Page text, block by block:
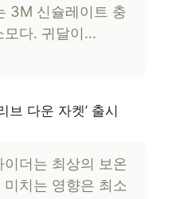
3M 신슐레이트 충
모다. 귀달이…
브 다운 자켓’ 출시
더는 최상의 보온
치는 영향은 최소